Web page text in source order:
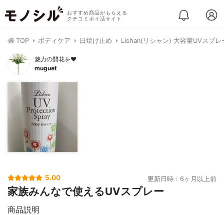
おすすめ商品がもらえる
クチコミポイ活サイト
TOP ボディケア 日焼け止め Lishan(リシャン) 大容量UVスプレ
魅力の開花を❤︎
muguet
5.00 更新日時：6ヶ月以上前
家族みんなで使えるUVスプレー
商品説明